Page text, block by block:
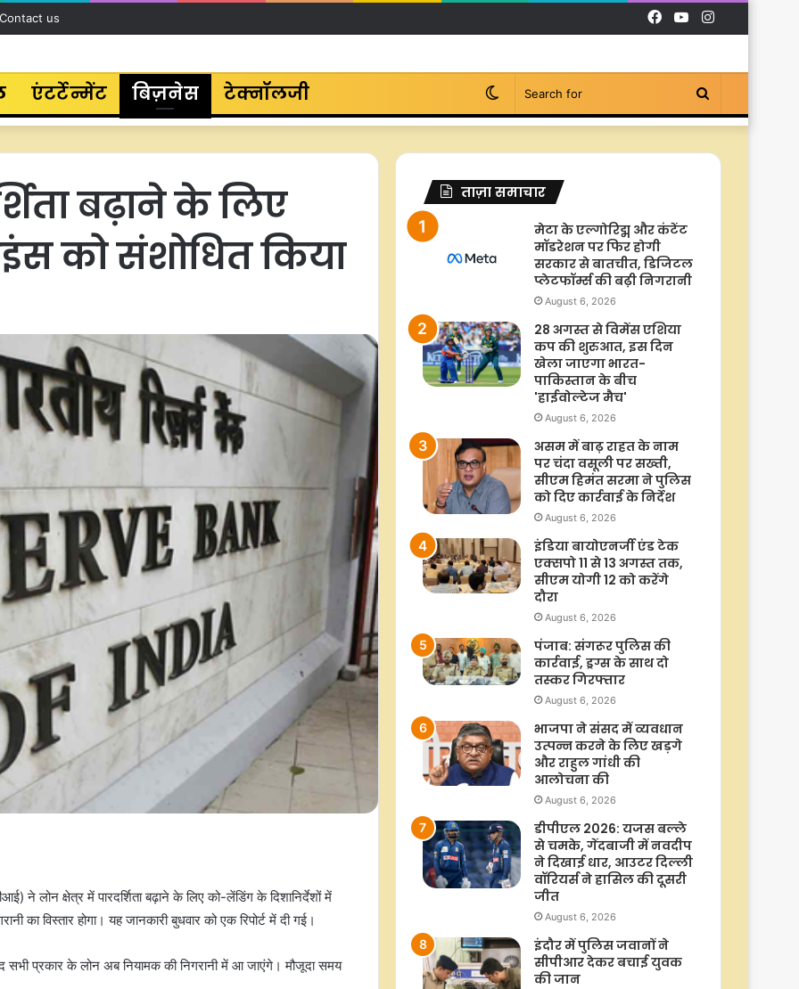
Contact us Instagram
YouTube
Facebook
एंटर्टेन्मेंट बिज़नेस टेक्नॉलजी Search
Switch
बढ़ाने के लिए
को संशोधित किया
लोन क्षेत्र में पारदर्शिता बढ़ाने के लिए को-लेंडिंग के दिशानिर्देशों में
विस्तार होगा। यह जानकारी बुधवार को एक रिपोर्ट में दी गई।
सभी प्रकार के लोन अब नियामक की निगरानी में आ जाएंगे। मौजूदा समय
ताज़ा समाचार
मेटा के एल्गोरिद्म और कंटेंट
मॉडरेशन पर फिर होगी
सरकार से बातचीत, डिजिटल
प्लेटफॉर्म्स की बढ़ी निगरानी
August 6, 2026
28 अगस्त से विमेंस एशिया
कप की शुरुआत, इस दिन
खेला जाएगा भारत-
पाकिस्तान के बीच
'हाईवोल्टेज मैच'
August 6, 2026
असम में बाढ़ राहत के नाम
पर चंदा वसूली पर सख्ती,
सीएम हिमंत सरमा ने पुलिस
को दिए कार्रवाई के निर्देश
August 6, 2026
इंडिया बायोएनर्जी एंड टेक
एक्सपो 11 से 13 अगस्त तक,
सीएम योगी 12 को करेंगे
दौरा
August 6, 2026
पंजाब: संगरूर पुलिस की
कार्रवाई, ड्रग्स के साथ दो
तस्कर गिरफ्तार
August 6, 2026
भाजपा ने संसद में व्यवधान
उत्पन्न करने के लिए खड़गे
और राहुल गांधी की
आलोचना की
August 6, 2026
डीपीएल 2026: यजस बल्ले
से चमके, गेंदबाजी में नवदीप
ने दिखाई धार, आउटर दिल्ली
वॉरियर्स ने हासिल की दूसरी
जीत
August 6, 2026
इंदौर में पुलिस जवानों ने
सीपीआर देकर बचाई युवक
की जान